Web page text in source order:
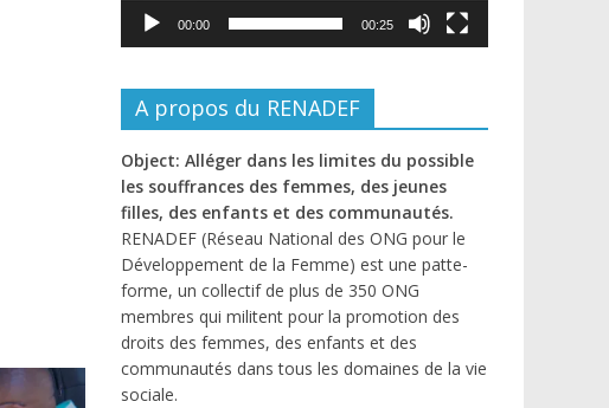
00:00 00:25
A propos du RENADEF
Object: Alléger dans les limites du possible
les souffrances des femmes, des jeunes
filles, des enfants et des communautés.
RENADEF (Réseau National des ONG pour le
Développement de la Femme) est une patte-
forme, un collectif de plus de 350 ONG
membres qui militent pour la promotion des
droits des femmes, des enfants et des
communautés dans tous les domaines de la vie
sociale.